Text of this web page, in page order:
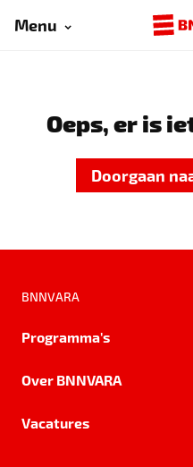
Menu
Oeps, er is
Doorgaan
BNNVARA
Programma's
Over BNNVARA
Vacatures